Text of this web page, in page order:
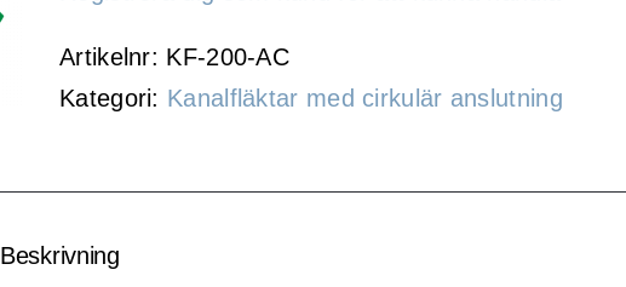
Artikelnr: KF-200-AC
Kategori: Kanalfläktar med cirkulär anslutning
Beskrivning